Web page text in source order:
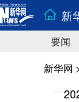
新
要闻
新华网 >